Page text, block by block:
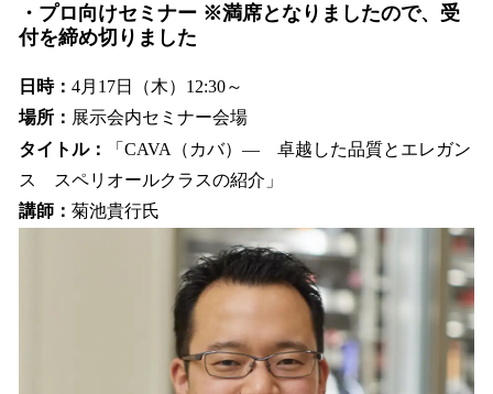
・プロ向けセミナー ※満席となりましたので、受
付を締め切りました
日時： 4月17日（木）12:30～
場所： 展示会内セミナー会場
タイトル：
「CAVA（カバ）― 卓越した品質とエレガン
ス スペリオールクラスの紹介」
講師： 菊池貴行氏